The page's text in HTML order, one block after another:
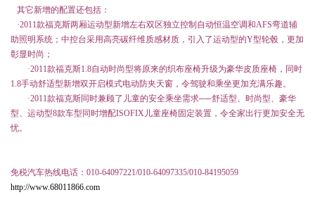
其它新增的配置还包括：
·2011款福克斯两厢运动型新增左右双区独立控制自动恒温空调和AFS弯道辅
助照明系统；中控台采用高亮碳纤维质感材质，引入了运动型的Y型轮毂，更加
彰显时尚；
·2011款福克斯1.8自动时尚型将原来的织布座椅升级为豪华皮质座椅，同时
1.8手动舒适型新增双开启模式电动防夹天窗，令驾驶和乘坐更加充满乐趣。
·2011款福克斯同时兼顾了儿童的安全乘坐需求──舒适型、时尚型、豪华
型、运动型8款车型同时增配ISOFIX儿童座椅固定装置，令全家出行更加安全无
忧。
免税汽车热线电话： 010-64097221/010-64097335/010-84195059
http://www.68011866.com